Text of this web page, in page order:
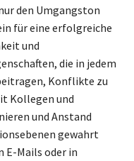
den Umgangston
für eine erfolgreiche
und
die in jedem
Konflikte zu
Kollegen und
und Anstand
gewahrt
E-Mails oder in